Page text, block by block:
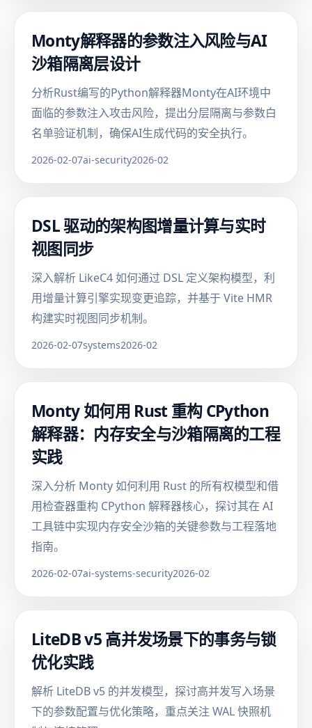
Monty解释器的参数注入风险与AI
沙箱隔离层设计
分析Rust编写的Python解释器Monty在AI环境中
面临的参数注入攻击风险，提出分层隔离与参数白
名单验证机制，确保AI生成代码的安全执行。
2026-02-07ai-security2026-02
DSL 驱动的架构图增量计算与实时
视图同步
深入解析 LikeC4 如何通过 DSL 定义架构模型，利
用增量计算引擎实现变更追踪，并基于 Vite HMR
构建实时视图同步机制。
2026-02-07systems2026-02
Monty 如何用 Rust 重构 CPython
解释器：内存安全与沙箱隔离的工程
实践
深入分析 Monty 如何利用 Rust 的所有权模型和借
用检查器重构 CPython 解释器核心，探讨其在 AI
工具链中实现内存安全沙箱的关键参数与工程落地
指南。
2026-02-07ai-systems-security2026-02
LiteDB v5 高并发场景下的事务与锁
优化实践
解析 LiteDB v5 的并发模型，探讨高并发写入场景
下的参数配置与优化策略，重点关注 WAL 快照机